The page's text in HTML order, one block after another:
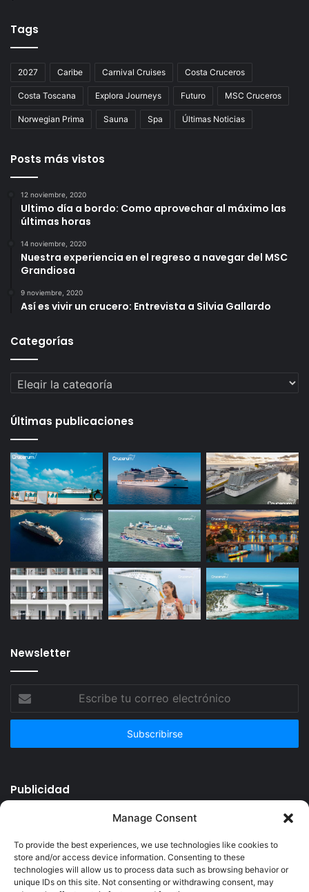
Manage Consent
To provide the best experiences, we use technologies like cookies to
store and/or access device information. Consenting to these
technologies will allow us to process data such as browsing behavior or
unique IDs on this site. Not consenting or withdrawing consent, may
Tags
2027 Caribe Carnival Cruises Costa Cruceros
Costa Toscana Explora Journeys Futuro MSC Cruceros
Norwegian Prima Sauna Spa Últimas Noticias
Posts más vistos
12 noviembre, 2020
Ultimo día a bordo: Como aprovechar al máximo las
últimas horas
14 noviembre, 2020
Nuestra experiencia en el regreso a navegar del MSC
Grandiosa
9 noviembre, 2020
Así es vivir un crucero: Entrevista a Silvia Gallardo
Categorías
Categorías
Últimas publicaciones
Newsletter
correo
Publicidad